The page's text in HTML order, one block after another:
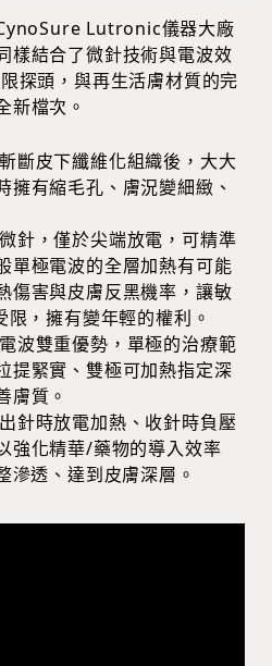
Lutronic儀器大廠
樣結合了微針技術與電波效
探頭，與再生活膚材質的完
新檔次。
斷皮下纖維化組織後，大大
擁有縮毛孔、膚況變細緻、
針，僅於尖端放電，可精準
單極電波的全層加熱有可能
傷害與皮膚反黑機率，讓敏
，擁有變年輕的權利。
波雙重優勢，單極的治療範
提緊實、雙極可加熱指定深
膚質。
針時放電加熱、收針時負壓
強化精華/藥物的導入效率
滲透、達到皮膚深層。